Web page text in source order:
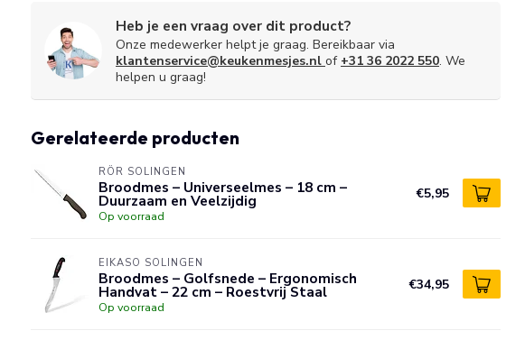
Heb je een vraag over dit product?
Onze medewerker helpt je graag. Bereikbaar via
klantenservice@keukenmesjes.nl of +31 36 2022 550. We
helpen u graag!
Gerelateerde producten
RÖR SOLINGEN
Broodmes – Universeelmes – 18 cm –
Duurzaam en Veelzijdig
Op voorraad
€5,95
EIKASO SOLINGEN
Broodmes – Golfsnede – Ergonomisch
Handvat – 22 cm – Roestvrij Staal
Op voorraad
€34,95